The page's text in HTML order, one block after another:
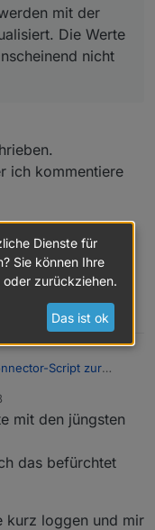
mit der
Die Werte
nicht
ich kommentiere
geht es auch
geschrieben,
aktualisiert.
Script zur
connector-Script
reigeschrieben.
einfach nicht
mit den jüngsten
das befürchtet
kurz loggen und mir
Dienste für
Sie können Ihre
zurückziehen.
Das ist ok